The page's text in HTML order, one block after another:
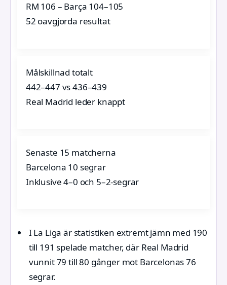
RM 106 – Barça 104–105
52 oavgjorda resultat
Målskillnad totalt
442–447 vs 436–439
Real Madrid leder knappt
Senaste 15 matcherna
Barcelona 10 segrar
Inklusive 4–0 och 5–2-segrar
I La Liga är statistiken extremt jämn med 190
till 191 spelade matcher, där Real Madrid
vunnit 79 till 80 gånger mot Barcelonas 76
segrar.